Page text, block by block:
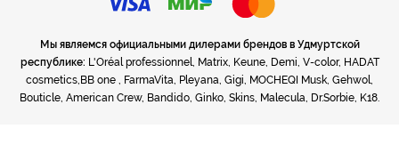
Мы являемся официальными дилерами брендов в Удмуртской
республике: L'Oréal professionnel, Matrix, Keune, Demi, V-color, HADAT
cosmetics,BB one , FarmaVita, Pleyana, Gigi, MOCHEQI Musk, Gehwol,
Bouticle, American Crew, Bandido, Ginko, Skins, Malecula, Dr.Sorbie, K18.